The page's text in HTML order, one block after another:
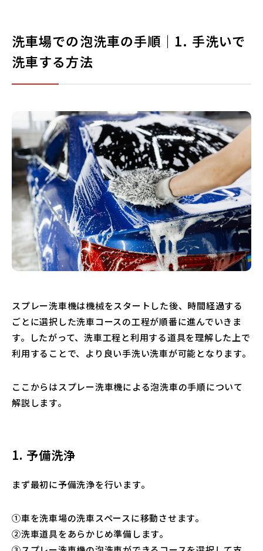
洗車場での泡洗車の手順｜1. 手洗いで
洗車する方法
スプレー洗車機は機械をスタートした後、時間経過する
ごとに選択した洗車コースの工程が順番に進んでいきま
す。したがって、洗車工程と利用する道具を理解した上で
利用することで、より良い手洗い洗車が可能となります。
ここからはスプレー洗車機による泡洗車の手順について
解説します。
1. 予備洗浄
まず最初に予備洗浄を行います。
①車を洗車場の洗車スペースに移動させます。
②洗車道具をあらかじめ準備します。